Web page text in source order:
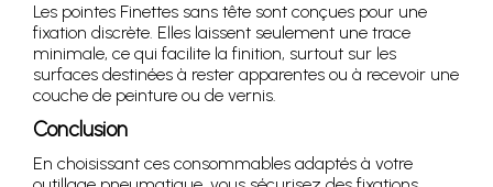
Les pointes Finettes sans tête sont conçues pour une
fixation discrète. Elles laissent seulement une trace
minimale, ce qui facilite la finition, surtout sur les
surfaces destinées à rester apparentes ou à recevoir une
couche de peinture ou de vernis.
Conclusion
En choisissant ces consommables adaptés à votre